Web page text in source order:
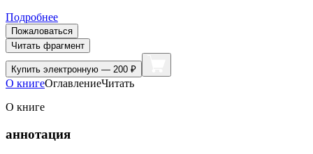
Подробнее
Пожаловаться
Читать фрагмент
Купить электронную — 200 ₽
О книгеОглавлениеЧитать
О книге
аннотация